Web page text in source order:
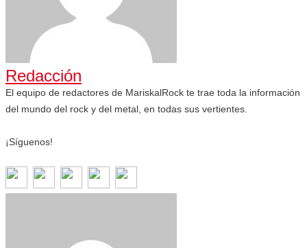
Redacción
El equipo de redactores de MariskalRock te trae toda la información
del mundo del rock y del metal, en todas sus vertientes.
¡Síguenos!